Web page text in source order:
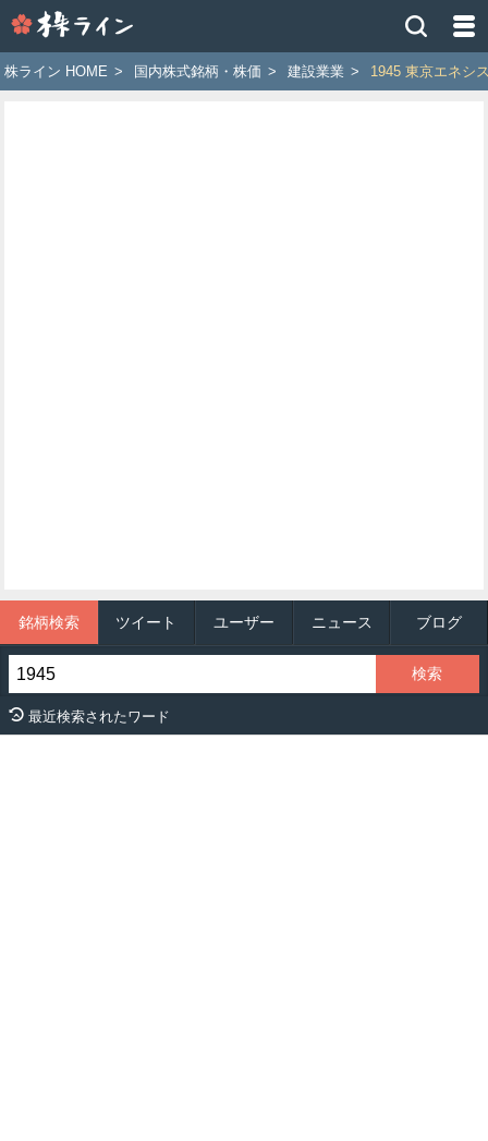
イ
ン
株ライン HOME > 国内株式銘柄・株価 > 建設業業 > 1945 東京エネシ
銘柄検索 ツイート ユーザー ニュース ブログ
最近検索されたワード